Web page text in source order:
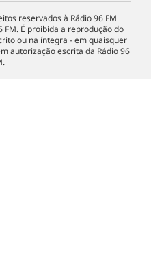
reservados à Rádio 96 FM
FM. É proibida a reprodução do
ou na íntegra - em quaisquer
autorização escrita da Rádio 96